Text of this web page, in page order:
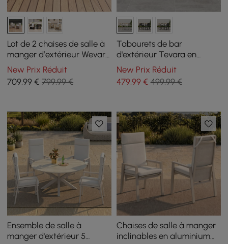
Lot de 2 chaises de salle à
manger d’extérieur Wevara
en aluminium et corde
tressée, sable et blanc
chaud
New Prix Réduit
709,99 € 799,99 €
Tabourets de bar
d'extérieur Tevara en
aluminium et accoudoirs
en bois de teck couleur
sable, lot de 2
New Prix Réduit
479,99€ 499,99 €
Ensemble de salle à
manger d'extérieur 5
Chaises de salle à manger
inclinables en aluminium